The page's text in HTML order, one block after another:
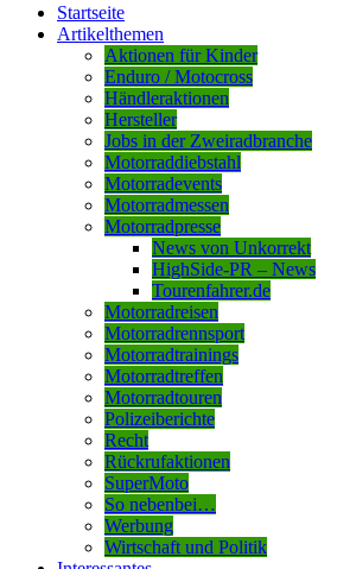
Startseite
Artikelthemen
Aktionen für Kinder
Enduro / Motocross
Händleraktionen
Hersteller
Jobs in der Zweiradbranche
Motorraddiebstahl
Motorradevents
Motorradmessen
Motorradpresse
News von Unkorrekt
HighSide-PR – News
Tourenfahrer.de
Motorradreisen
Motorradrennsport
Motorradtrainings
Motorradtreffen
Motorradtouren
Polizeiberichte
Recht
Rückrufaktionen
SuperMoto
So nebenbei…
Werbung
Wirtschaft und Politik